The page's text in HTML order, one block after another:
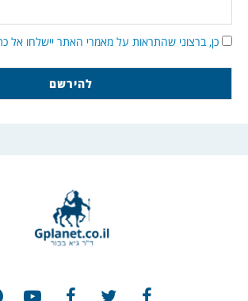
כן, ברצוני שהתראות על מאמרי האתר יישלחו אל